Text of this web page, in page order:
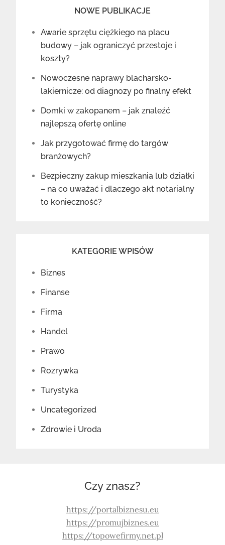
NOWE PUBLIKACJE
Awarie sprzętu ciężkiego na placu
budowy – jak ograniczyć przestoje i
koszty?
Nowoczesne naprawy blacharsko-
lakiernicze: od diagnozy po finalny efekt
Domki w zakopanem – jak znaleźć
najlepszą ofertę online
Jak przygotować firmę do targów
branżowych?
Bezpieczny zakup mieszkania lub działki
– na co uważać i dlaczego akt notarialny
to konieczność?
KATEGORIE WPISÓW
Biznes
Finanse
Firma
Handel
Prawo
Rozrywka
Turystyka
Uncategorized
Zdrowie i Uroda
Czy znasz?
https://portalbiznesu.eu
https://promujbiznes.eu
https://topowefirmy.net.pl